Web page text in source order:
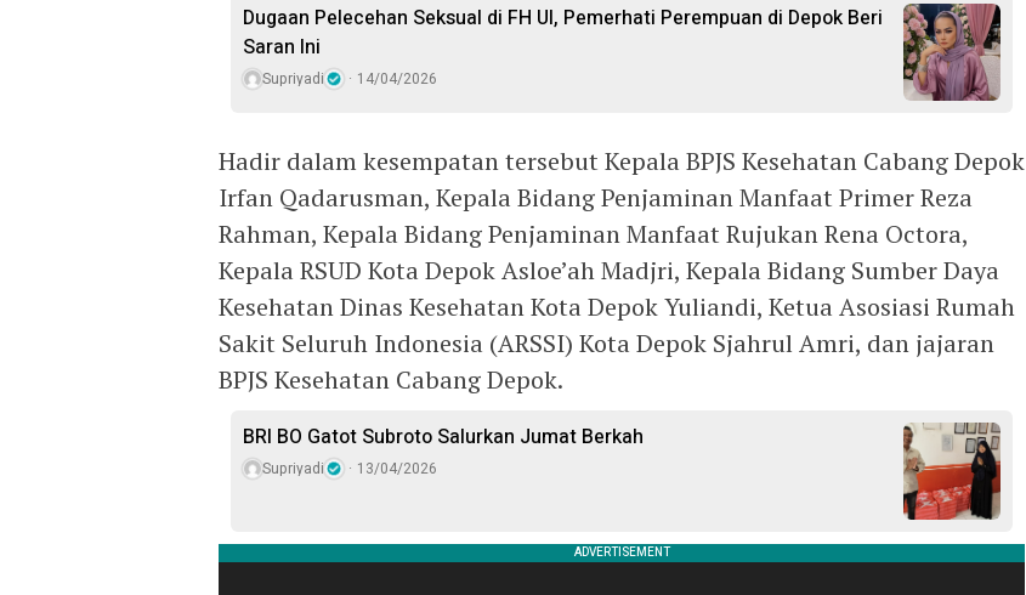
Dugaan Pelecehan Seksual di FH UI, Pemerhati Perempuan di Depok Beri
Saran Ini
Supriyadi 14/04/2026
Hadir dalam kesempatan tersebut Kepala BPJS Kesehatan Cabang Depok
Irfan Qadarusman, Kepala Bidang Penjaminan Manfaat Primer Reza
Rahman, Kepala Bidang Penjaminan Manfaat Rujukan Rena Octora,
Kepala RSUD Kota Depok Asloe’ah Madjri, Kepala Bidang Sumber Daya
Kesehatan Dinas Kesehatan Kota Depok Yuliandi, Ketua Asosiasi Rumah
Sakit Seluruh Indonesia (ARSSI) Kota Depok Sjahrul Amri, dan jajaran
BPJS Kesehatan Cabang Depok.
BRI BO Gatot Subroto Salurkan Jumat Berkah
Supriyadi 13/04/2026